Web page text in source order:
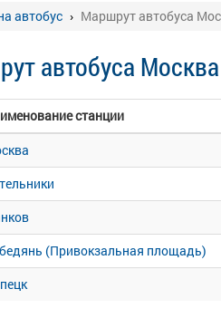
автобус Маршрут автобуса
автобуса
станции
(Привокзальная площадь)